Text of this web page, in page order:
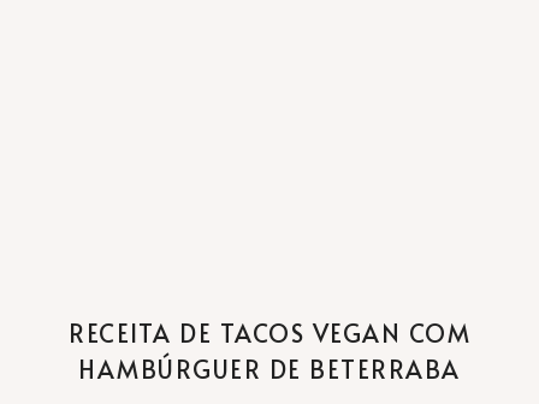
RECEITA DE TACOS VEGAN COM
HAMBÚRGUER DE BETERRABA